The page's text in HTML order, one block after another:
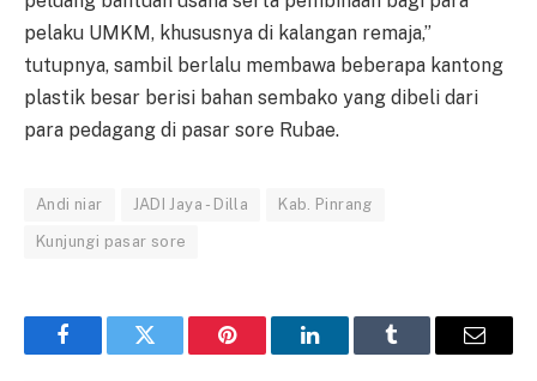
pelaku UMKM, khususnya di kalangan remaja,”
tutupnya, sambil berlalu membawa beberapa kantong
plastik besar berisi bahan sembako yang dibeli dari
para pedagang di pasar sore Rubae.
Andi niar JADI Jaya - Dilla Kab. Pinrang
Kunjungi pasar sore
FacebookTwitter Pinterest LinkedInTumblr Email